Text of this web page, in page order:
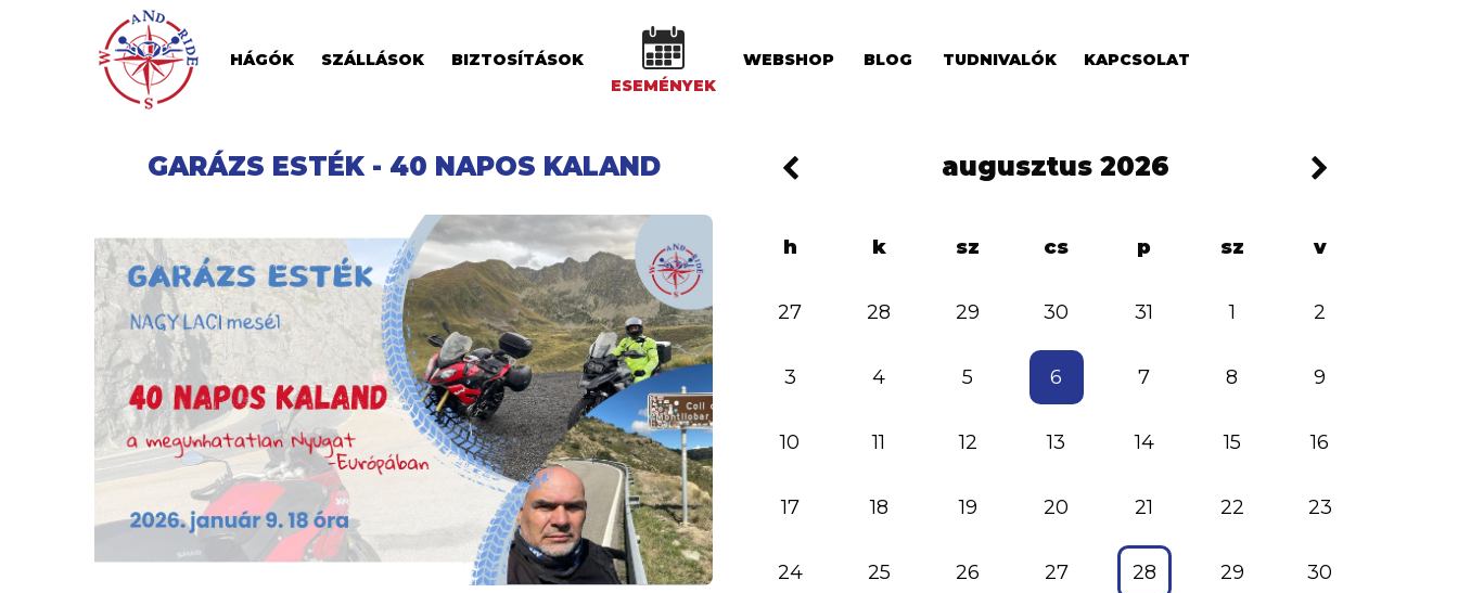
HÁGÓK SZÁLLÁSOK
BIZTOSÍTÁSOK
ESEMÉNYEK
WEBSHOP BLOG TUDNIVALÓK KAPCSOLAT
GARÁZS ESTÉK - 40 NAPOS KALAND augusztus 2026
h k sz cs p sz v
27 28 29 30 31 1 2
3 4 5 6 7 8 9
10 11 12 13 14 15 16
17 18 19 20 21 22 23
24 25 26 27 28 29 30